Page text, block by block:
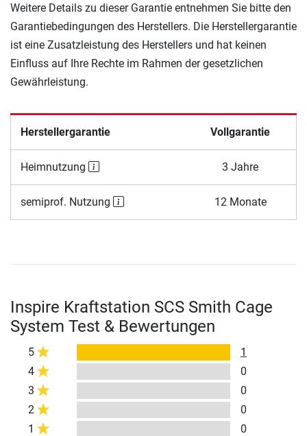
Weitere Details zu dieser Garantie entnehmen Sie bitte den
Garantiebedingungen des Herstellers. Die Herstellergarantie
ist eine Zusatzleistung des Herstellers und hat keinen
Einfluss auf Ihre Rechte im Rahmen der gesetzlichen
Gewährleistung.
Herstellergarantie Vollgarantie
Heimnutzung 3 Jahre
semiprof. Nutzung 12 Monate
Inspire Kraftstation SCS Smith Cage
System Test & Bewertungen
5
1
4
0
3
0
2
0
1
0